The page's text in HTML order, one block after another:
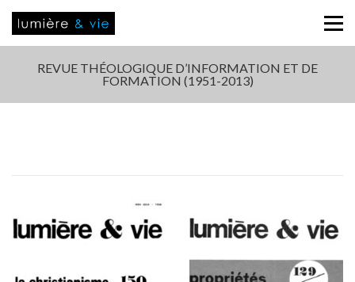
REVUE THÉOLOGIQUE D’INFORMATION ET DE
FORMATION (1951-2013)